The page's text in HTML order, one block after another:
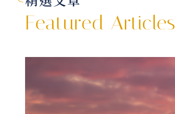
Featured Articles